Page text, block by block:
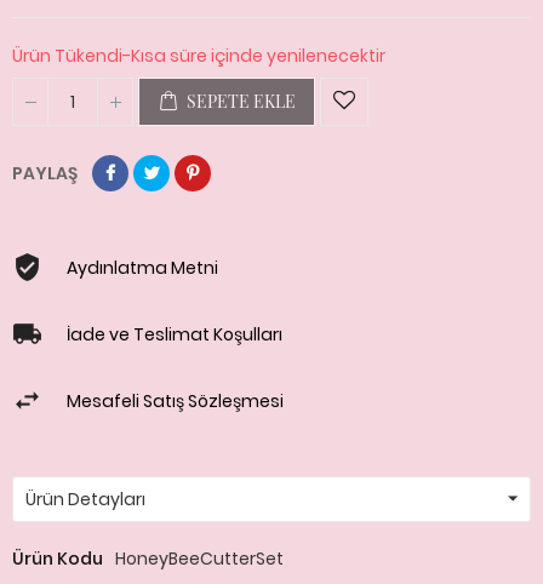
Ürün Tükendi-Kısa süre içinde yenilenecektir
SEPETE EKLE
PAYLAŞ
Aydınlatma Metni
İade ve Teslimat Koşulları
Mesafeli Satış Sözleşmesi
Ürün Detayları
Ürün Kodu HoneyBeeCutterSet